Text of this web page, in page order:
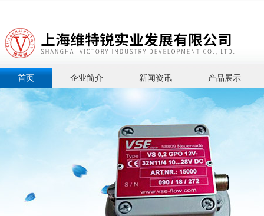
首页 企业简介 新闻资讯 产品展示